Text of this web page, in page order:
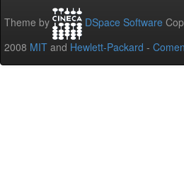
Theme by DSpace Software
2008 MIT and Hewlett-Packard -